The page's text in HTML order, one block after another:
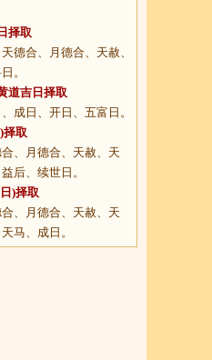
择取
德合、月德合、天赦、
。
道吉日择取
成日、开日、五富日。
择取
、月德合、天赦、天
后、续世日。
)择取
、月德合、天赦、天
马、成日。